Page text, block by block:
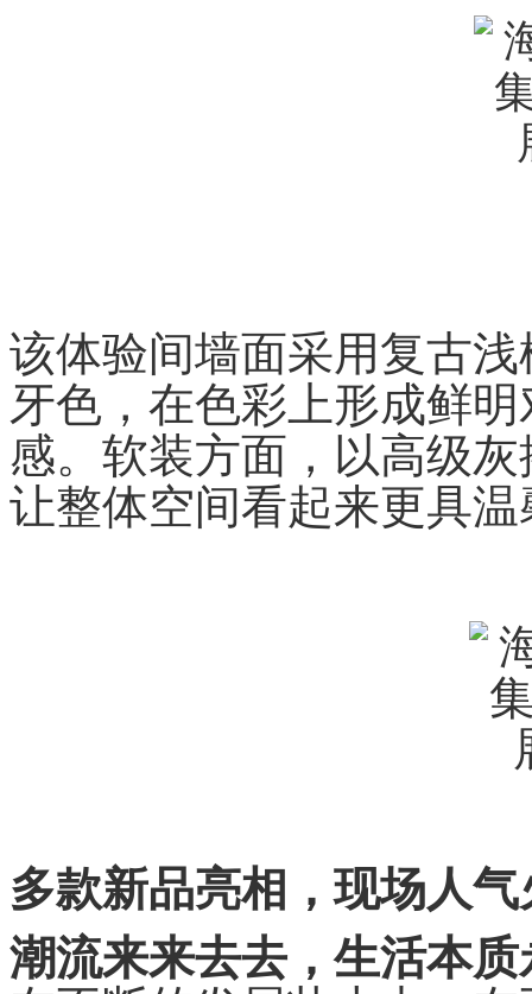
该体验间墙面采用复古
牙色，在色彩上形成鲜
感。软装方面，以高级
让整体空间看起来更具
多款新品亮相，现场人气
潮流来来去去，生活本质